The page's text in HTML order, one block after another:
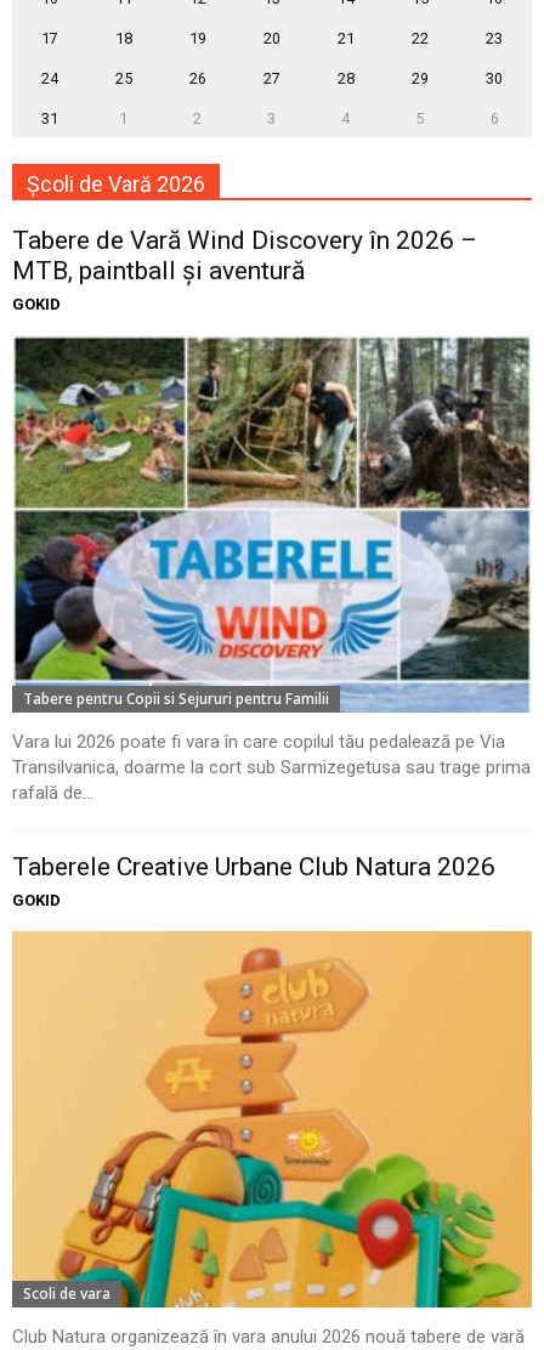
17 18 19 20 21 22 23
24 25 26 27 28 29 30
31 1 2 3 4 5 6
Școli de Vară 2026
Tabere de Vară Wind Discovery în 2026 –
MTB, paintball și aventură
GOKID
Tabere pentru Copii si Sejururi pentru Familii
Vara lui 2026 poate fi vara în care copilul tău pedalează pe Via
Transilvanica, doarme la cort sub Sarmizegetusa sau trage prima
rafală de...
Taberele Creative Urbane Club Natura 2026
GOKID
Scoli de vara
Club Natura organizează în vara anului 2026 nouă tabere de vară